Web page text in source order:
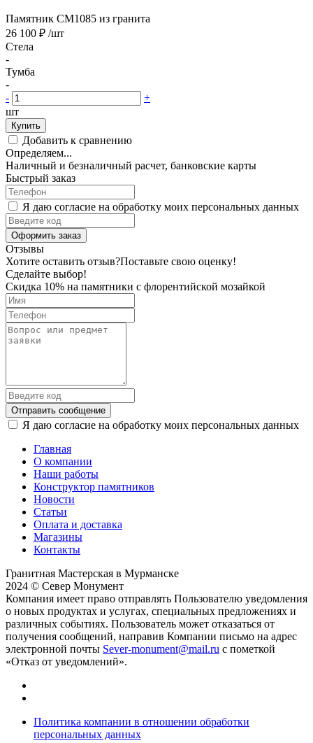
Памятник CM1085 из гранита
26 100 ₽ /шт
Стела
-
Тумба
-
-
+
шт
Купить
Добавить к сравнению
Определяем...
Наличный и безналичный расчет, банковские карты
Быстрый заказ
Я даю согласие на обработку моих персональных данных
Оформить заказ
Отзывы
Хотите оставить отзыв?Поставьте свою оценку!
Сделайте выбор!
Скидка 10% на памятники с флорентийской мозайкой
Отправить сообщение
Я даю согласие на обработку моих персональных данных
Главная
О компании
Наши работы
Конструктор памятников
Новости
Статьи
Оплата и доставка
Магазины
Контакты
Гранитная Мастерская в Мурманске
2024 © Север Монумент
Компания имеет право отправлять Пользователю уведомления
о новых продуктах и услугах, специальных предложениях и
различных событиях. Пользователь может отказаться от
получения сообщений, направив Компании письмо на адрес
электронной почты Sever-monument@mail.ru с пометкой
«Отказ от уведомлений».
Политика компании в отношении обработки
персональных данных